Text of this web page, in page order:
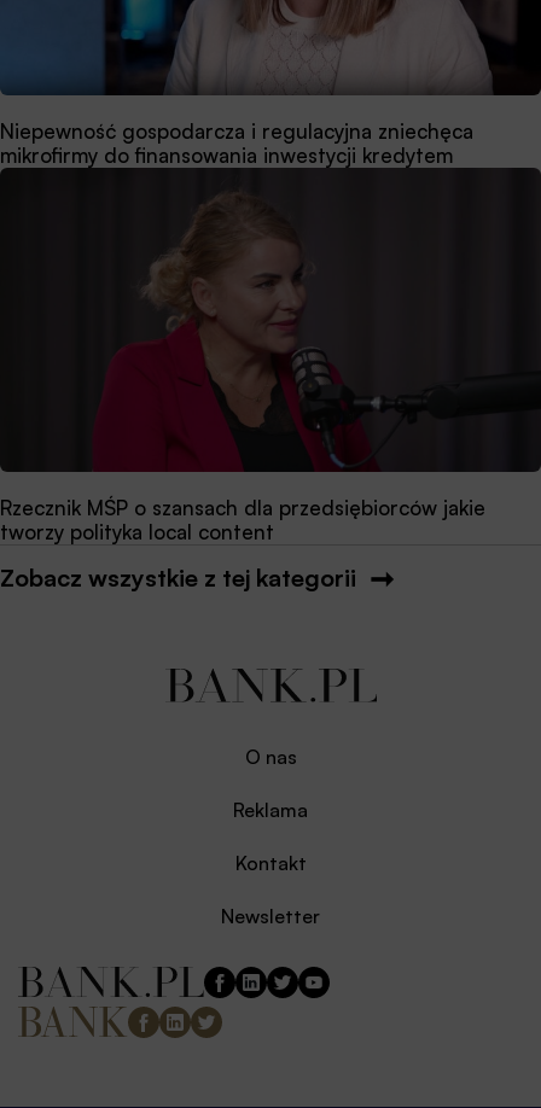
Niepewność gospodarcza i regulacyjna zniechęca
mikrofirmy do finansowania inwestycji kredytem
Rzecznik MŚP o szansach dla przedsiębiorców jakie
tworzy polityka local content
Zobacz wszystkie z tej kategorii
O nas
Reklama
Kontakt
Newsletter